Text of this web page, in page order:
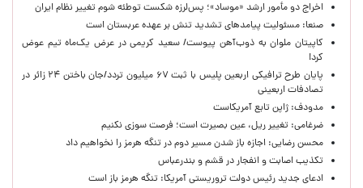
اخراج دو مأمور ارشد «موساد»؛ پس‌لرزه شکست توطئه شوم تغییر نظام ایران
صنعا: مسئولیت پیامدهای تشدید تنش بر عهده عربستان است
کاپیتان ملوان به ذوب‌آهن پیوست/ سعید کریمی در عرض یک‌ماه تیم عوض
کرد!
پایان طرح ترافیکی اربعین پلیس با ثبت ۶۷ میلیون تردد/جان باختن ۲۴ زائر در
تصادفات اربعینی
مدودف: ژاپن تابع آمریکاست
ضرغامی: تغییر ریل، عین بصیرت است؛ فرصت سوزی نکنیم
محسن رضایی: اجازه باز شدن مسیر دوم در تنگه هرمز را نخواهیم داد
تکذیب اصابت و انفجار در قشم و بندرعباس
ادعای جدید رئیس دولت تروریستی آمریکا: تنگه هرمز باز است